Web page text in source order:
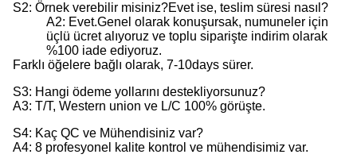
S2: Örnek verebilir misiniz?Evet ise, teslim süresi nasıl?
A2: Evet.Genel olarak konuşursak, numuneler için
üçlü ücret alıyoruz ve toplu siparişte indirim olarak
%100 iade ediyoruz.
Farklı öğelere bağlı olarak, 7-10days sürer.
S3: Hangi ödeme yollarını destekliyorsunuz?
A3: T/T, Western union ve L/C 100% görüşte.
S4: Kaç QC ve Mühendisiniz var?
A4: 8 profesyonel kalite kontrol ve mühendisimiz var.